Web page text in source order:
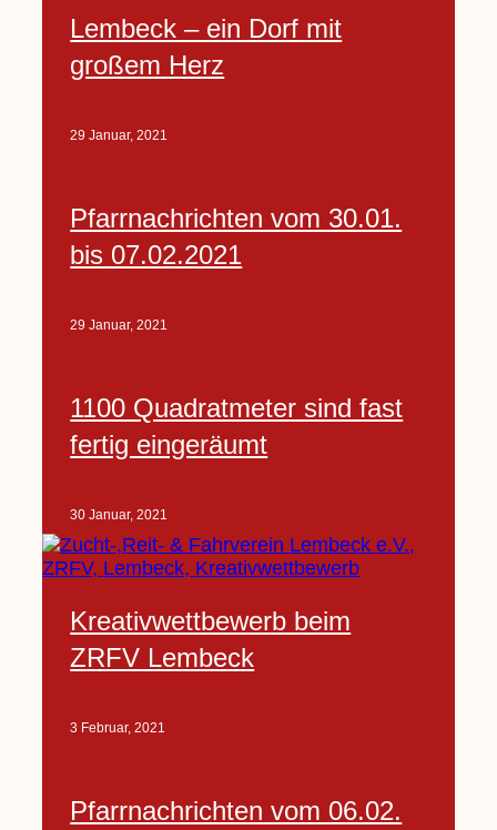
Lembeck – ein Dorf mit
großem Herz
29 Januar, 2021
Pfarrnachrichten vom 30.01.
bis 07.02.2021
29 Januar, 2021
1100 Quadratmeter sind fast
fertig eingeräumt
30 Januar, 2021
Kreativwettbewerb beim
ZRFV Lembeck
3 Februar, 2021
Pfarrnachrichten vom 06.02.